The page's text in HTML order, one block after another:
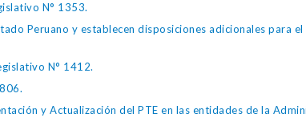
N° 1353.
Peruano y establecen disposiciones adicionales para
N° 1412.
y Actualización del PTE en las entidades de la